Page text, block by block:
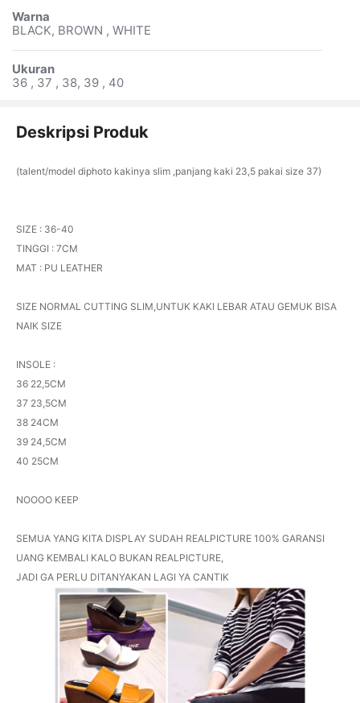
Warna
BLACK, BROWN , WHITE
Ukuran
36 , 37 , 38, 39 , 40
Deskripsi Produk
(talent/model diphoto kakinya slim ,panjang kaki 23,5 pakai size 37)
SIZE : 36-40
TINGGI : 7CM
MAT : PU LEATHER
SIZE NORMAL CUTTING SLIM,UNTUK KAKI LEBAR ATAU GEMUK BISA
NAIK SIZE
INSOLE :
36 22,5CM
37 23,5CM
38 24CM
39 24,5CM
40 25CM
NOOOO KEEP
SEMUA YANG KITA DISPLAY SUDAH REALPICTURE 100% GARANSI
UANG KEMBALI KALO BUKAN REALPICTURE,
JADI GA PERLU DITANYAKAN LAGI YA CANTIK